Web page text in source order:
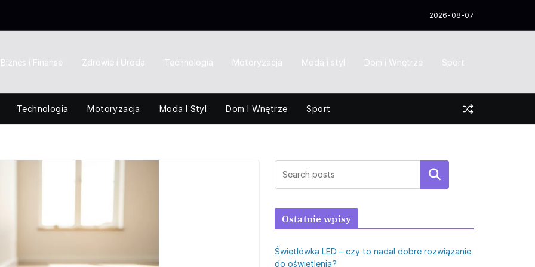
2026-08-07
Biznes i Finanse Zdrowie i Uroda Technologia Motoryzacja Moda i styl Dom i Wnętrze Sport
Technologia Motoryzacja Moda I Styl Dom I Wnętrze Sport
Szukaj
Ostatnie wpisy
Świetlówka LED – czy to nadal dobre rozwiązanie
do oświetlenia?